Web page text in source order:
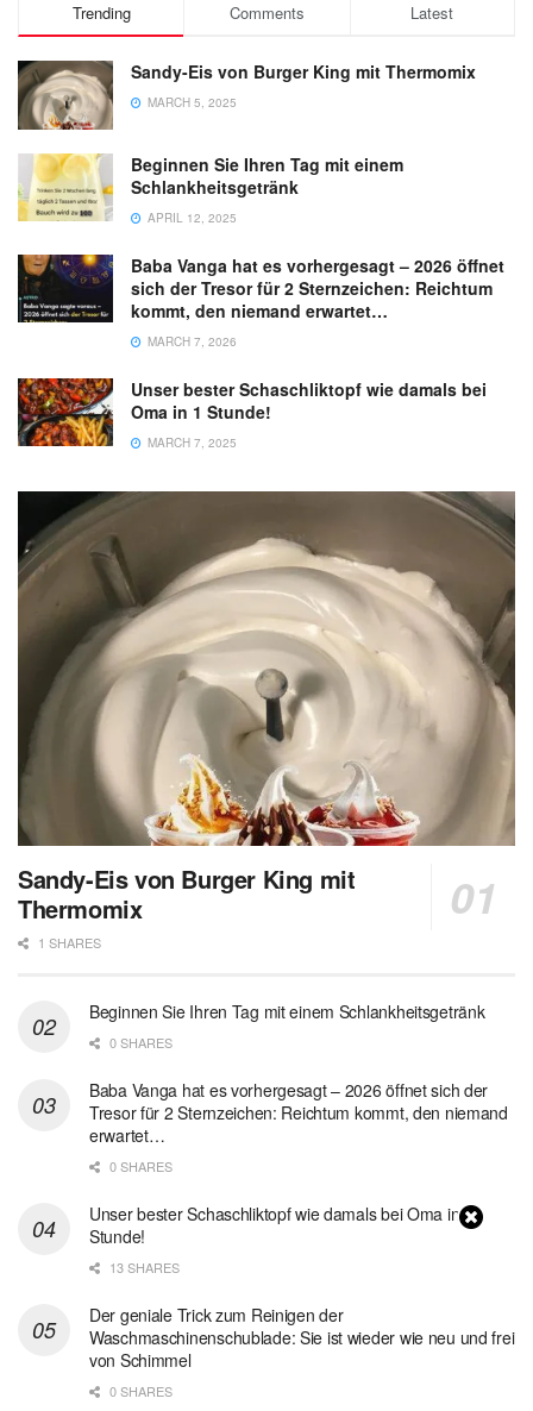
Trending Comments Latest
Sandy-Eis von Burger King mit Thermomix
MARCH 5, 2025
Beginnen Sie Ihren Tag mit einem
Schlankheitsgetränk
APRIL 12, 2025
Baba Vanga hat es vorhergesagt – 2026 öffnet
sich der Tresor für 2 Sternzeichen: Reichtum
kommt, den niemand erwartet…
MARCH 7, 2026
Unser bester Schaschliktopf wie damals bei
Oma in 1 Stunde!
MARCH 7, 2025
Sandy-Eis von Burger King mit
Thermomix
1 SHARES
Beginnen Sie Ihren Tag mit einem Schlankheitsgetränk
0 SHARES
Baba Vanga hat es vorhergesagt – 2026 öffnet sich der
Tresor für 2 Sternzeichen: Reichtum kommt, den niemand
erwartet…
0 SHARES
Unser bester Schaschliktopf wie damals bei Oma in 1
Stunde!
13 SHARES
Der geniale Trick zum Reinigen der
Waschmaschinenschublade: Sie ist wieder wie neu und frei
von Schimmel
0 SHARES